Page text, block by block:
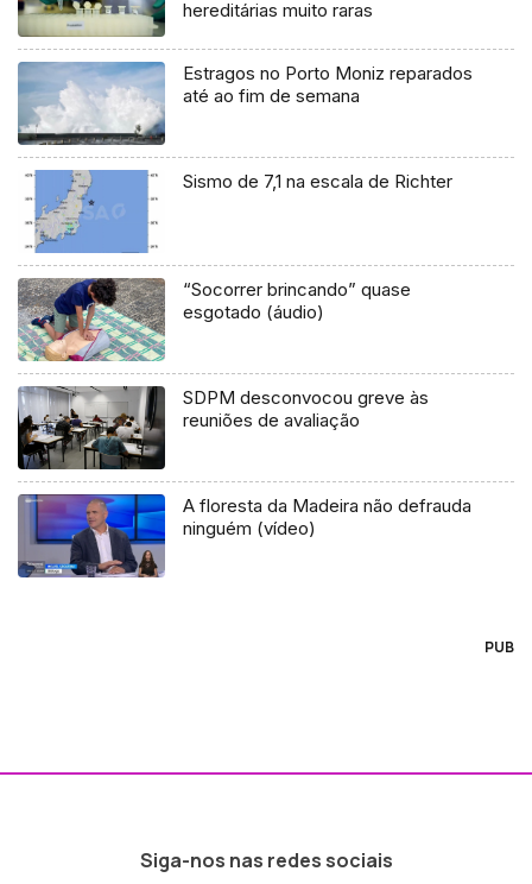
hereditárias muito raras
Estragos no Porto Moniz reparados
até ao fim de semana
Sismo de 7,1 na escala de Richter
“Socorrer brincando” quase
esgotado (áudio)
SDPM desconvocou greve às
reuniões de avaliação
A floresta da Madeira não defrauda
ninguém (vídeo)
PUB
Siga-nos nas redes sociais